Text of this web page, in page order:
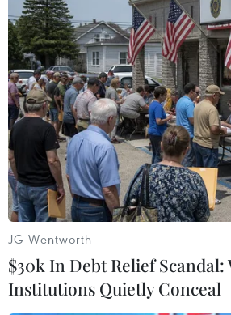
#Nới lỏng giãn cách
#mở lại dịch vụ
#Thẻ xanh COVID-19
#Hỏi đáp
Tp. Hồ Chí Minh
Theo dõi VietnamPlus
JG Wentworth
$30k In Debt Relief
Institutions Quietly Conceal